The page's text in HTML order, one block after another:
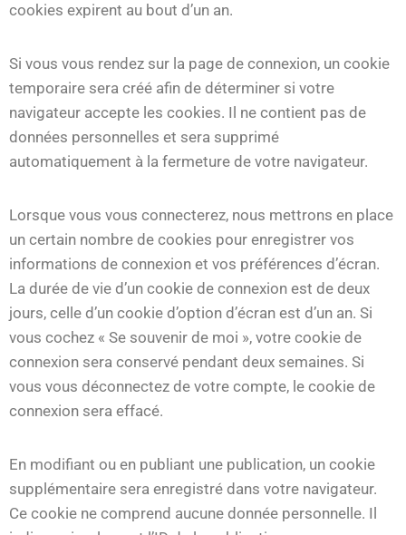
cookies expirent au bout d’un an.
Si vous vous rendez sur la page de connexion, un cookie
temporaire sera créé afin de déterminer si votre
navigateur accepte les cookies. Il ne contient pas de
données personnelles et sera supprimé
automatiquement à la fermeture de votre navigateur.
Lorsque vous vous connecterez, nous mettrons en place
un certain nombre de cookies pour enregistrer vos
informations de connexion et vos préférences d’écran.
La durée de vie d’un cookie de connexion est de deux
jours, celle d’un cookie d’option d’écran est d’un an. Si
vous cochez « Se souvenir de moi », votre cookie de
connexion sera conservé pendant deux semaines. Si
vous vous déconnectez de votre compte, le cookie de
connexion sera effacé.
En modifiant ou en publiant une publication, un cookie
supplémentaire sera enregistré dans votre navigateur.
Ce cookie ne comprend aucune donnée personnelle. Il